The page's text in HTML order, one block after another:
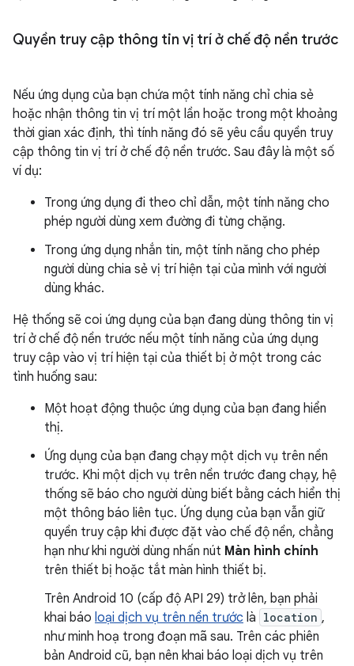
Quyền truy cập thông tin vị trí ở chế độ nền trước
Nếu ứng dụng của bạn chứa một tính năng chỉ chia sẻ
hoặc nhận thông tin vị trí một lần hoặc trong một khoảng
thời gian xác định, thì tính năng đó sẽ yêu cầu quyền truy
cập thông tin vị trí ở chế độ nền trước. Sau đây là một số
ví dụ:
Trong ứng dụng đi theo chỉ dẫn, một tính năng cho
phép người dùng xem đường đi từng chặng.
Trong ứng dụng nhắn tin, một tính năng cho phép
người dùng chia sẻ vị trí hiện tại của mình với người
dùng khác.
Hệ thống sẽ coi ứng dụng của bạn đang dùng thông tin vị
trí ở chế độ nền trước nếu một tính năng của ứng dụng
truy cập vào vị trí hiện tại của thiết bị ở một trong các
tình huống sau:
Một hoạt động thuộc ứng dụng của bạn đang hiển
thị.
Ứng dụng của bạn đang chạy một dịch vụ trên nền
trước. Khi một dịch vụ trên nền trước đang chạy, hệ
thống sẽ báo cho người dùng biết bằng cách hiển thị
một thông báo liên tục. Ứng dụng của bạn vẫn giữ
quyền truy cập khi được đặt vào chế độ nền, chẳng
hạn như khi người dùng nhấn nút Màn hình chính
trên thiết bị hoặc tắt màn hình thiết bị.
Trên Android 10 (cấp độ API 29) trở lên, bạn phải
khai báo loại dịch vụ trên nền trước là location ,
như minh hoạ trong đoạn mã sau. Trên các phiên
bản Android cũ, bạn nên khai báo loại dịch vụ trên